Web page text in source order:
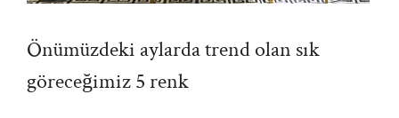
Önümüzdeki aylarda trend olan sık
göreceğimiz 5 renk